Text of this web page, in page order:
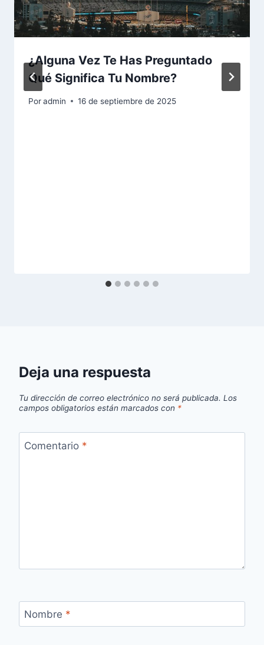
¿Alguna Vez Te Has Preguntado
Qué Significa Tu Nombre?
Poradmin 16 de septiembre de 2025
Deja una respuesta
Tu dirección de correo electrónico no será publicada. Los
campos obligatorios están marcados con *
Comentario *
Nombre *